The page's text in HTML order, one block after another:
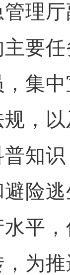
理厅
要
集
，
知
险
平
为